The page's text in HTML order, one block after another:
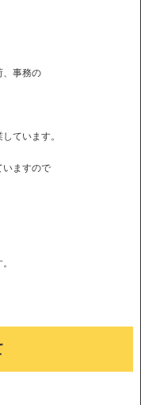
、事務の
ています。
いますので